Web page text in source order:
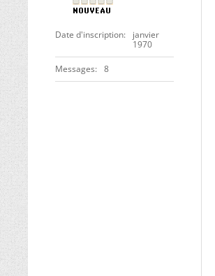
Date d'inscription
janvier
1970
Messages 8